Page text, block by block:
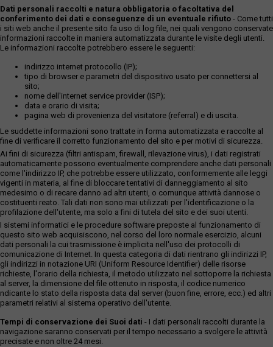
Dati personali raccolti e natura obbligatoria o facoltativa del
conferimento dei dati e conseguenze di un eventuale rifiuto - Come tutti
i siti web anche il presente sito fa uso di log file, nei quali vengono conservate
informazioni raccolte in maniera automatizzata durante le visite degli utenti.
Le informazioni raccolte potrebbero essere le seguenti:
indirizzo internet protocollo (IP);
tipo di browser e parametri del dispositivo usato per connettersi al
sito;
nome dell'internet service provider (ISP);
data e orario di visita;
pagina web di provenienza del visitatore (referral) e di uscita.
Le suddette informazioni sono trattate in forma automatizzata e raccolte al
fine di verificare il corretto funzionamento del sito e per motivi di sicurezza.
Ai fini di sicurezza (filtri antispam, firewall, rilevazione virus), i dati registrati
automaticamente possono eventualmente comprendere anche dati personali
come l'indirizzo IP, che potrebbe essere utilizzato, conformemente alle leggi
vigenti in materia, al fine di bloccare tentativi di danneggiamento al sito
medesimo o di recare danno ad altri utenti, o comunque attività dannose o
costituenti reato. Tali dati non sono mai utilizzati per l'identificazione o la
profilazione dell'utente, ma solo a fini di tutela del sito e dei suoi utenti.
I sistemi informatici e le procedure software preposte al funzionamento di
questo sito web acquisiscono, nel corso del loro normale esercizio, alcuni
dati personali la cui trasmissione è implicita nell'uso dei protocolli di
comunicazione di Internet. In questa categoria di dati rientrano gli indirizzi IP,
gli indirizzi in notazione URI (Uniform Resource Identifier) delle risorse
richieste, l'orario della richiesta, il metodo utilizzato nel sottoporre la richiesta
al server, la dimensione del file ottenuto in risposta, il codice numerico
ndicante lo stato della risposta data dal server (buon fine, errore, ecc.) ed altri
parametri relativi al sistema operativo dell'utente.
Tempi di conservazione dei Suoi dati - I dati personali raccolti durante la
navigazione saranno conservati per il tempo necessario a svolgere le attività
precisate e non oltre 24 mesi.